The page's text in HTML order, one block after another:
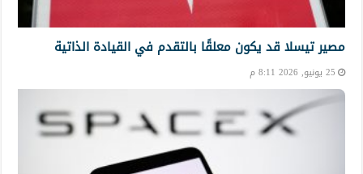
مصير تيسلا قد يكون معلقًا بالتقدم في القيادة الذاتية
25 يونيو, 2026 8:11 م